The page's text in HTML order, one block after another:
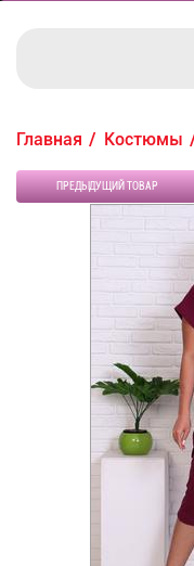
Главная Костюмы
ПРЕДЫДУЩИЙ ТОВАР